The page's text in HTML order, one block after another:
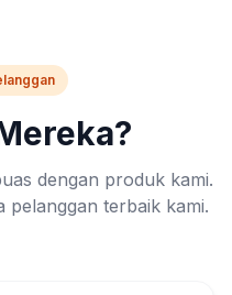
dengan produk kami.
pelanggan terbaik kami.